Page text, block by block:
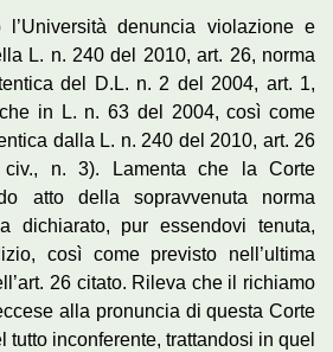
denuncia violazione e
L. n. 240 del 2010, art. 26, norma
del D.L. n. 2 del 2004, art. 1,
in L. n. 63 del 2004, così come
dalla L. n. 240 del 2010, art. 26
n. 3). Lamenta che la Corte
atto della sopravvenuta norma
dichiarato, pur essendovi tenuta,
così come previsto nell’ultima
26 citato. Rileva che il richiamo
alla pronuncia di questa Corte
tutto inconferente, trattandosi in quel